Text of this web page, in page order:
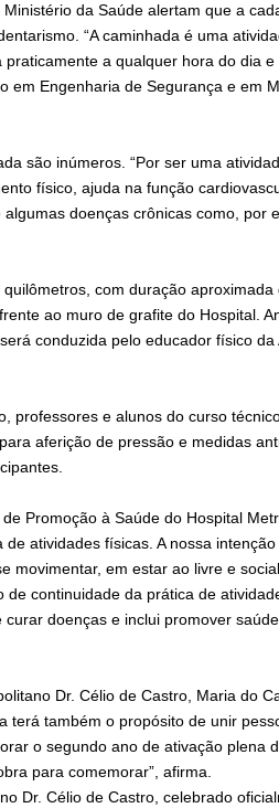
da Saúde alertam que a
“A caminhada é uma
a qualquer hora do dia
em Engenharia de Segurança e em
são inúmeros. “Por ser uma
físico, ajuda na função
doenças crônicas como, por
com duração
ao muro de grafite do Hospital.
conduzida pelo educador físico
professores e alunos do curso
aferição de pressão e medidas
Promoção à Saúde do Hospital
atividades físicas. A nossa
movimentar, em estar ao livre e
continuidade da prática de
doenças e inclui promover
Dr. Célio de Castro, Maria do
terá também o propósito de unir
o segundo ano de ativação plena
para comemorar”, afirma.
Dr. Célio de Castro, celebrado